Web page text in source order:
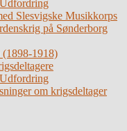
Udfordring
Slesvigske Musikkorps
på Sønderborg
(1898-1918)
om krigsdeltager